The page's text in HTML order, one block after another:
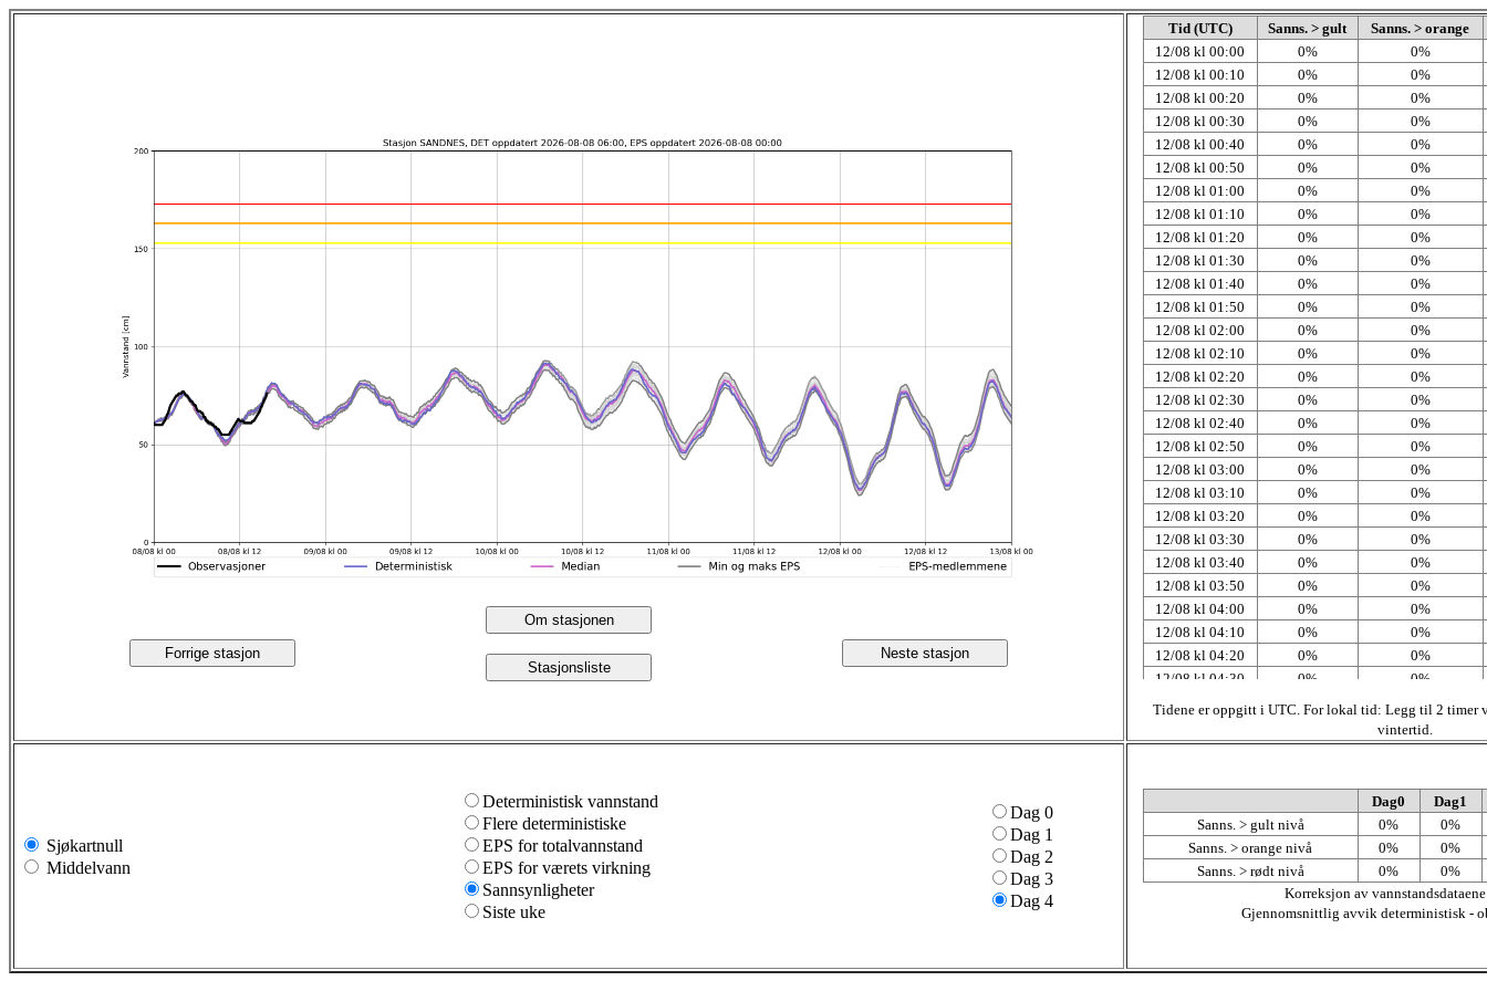
Forrige stasjon
Om stasjonen
Stasjonsliste
Neste stasjon
Tid (UTC) Sanns. > gult
Sanns. > orange
12/08 kl 00:00
0%
0%
12/08 kl 00:10
0%
0%
12/08 kl 00:20
0%
0%
12/08 kl 00:30
0%
0%
12/08 kl 00:40
0%
0%
12/08 kl 00:50
0%
0%
12/08 kl 01:00
0%
0%
12/08 kl 01:10
0%
0%
12/08 kl 01:20
0%
0%
12/08 kl 01:30
0%
0%
12/08 kl 01:40
0%
0%
12/08 kl 01:50
0%
0%
12/08 kl 02:00
0%
0%
12/08 kl 02:10
0%
0%
12/08 kl 02:20
0%
0%
12/08 kl 02:30
0%
0%
12/08 kl 02:40
0%
0%
12/08 kl 02:50
0%
0%
12/08 kl 03:00
0%
0%
12/08 kl 03:10
0%
0%
12/08 kl 03:20
0%
0%
12/08 kl 03:30
0%
0%
12/08 kl 03:40
0%
0%
12/08 kl 03:50
0%
0%
12/08 kl 04:00
0%
0%
12/08 kl 04:10
0%
0%
12/08 kl 04:20
0%
0%
12/08 kl 04:30
0%
0%
12/08 kl 04:40
0%
0%
0%
12/08 kl 05:00
0%
0%
12/08 kl 05:20
0%
0%
12/08 kl 05:30
0%
0%
12/08 kl 05:40
0%
0%
12/08 kl 05:50
0%
0%
12/08 kl 06:00
0%
0%
12/08 kl 06:10
0%
0%
Tidene er oppgitt i UTC. For lokal tid: Legg til 2 timer
vintertid.
Sjøkartnull
Middelvann
Deterministisk vannstand
Flere deterministiske
EPS for totalvannstand
EPS for værets virkning
Sannsynligheter
Siste uke
Dag 0
Dag 1
Dag 2
Dag 3
Dag 4
Dag0
Dag1
Sanns. > gult nivå
0%
0%
Sanns. > orange nivå
0%
0%
Sanns. > rødt nivå
0%
0%
Korreksjon av
Gjennomsnittlig avvik deterministisk -